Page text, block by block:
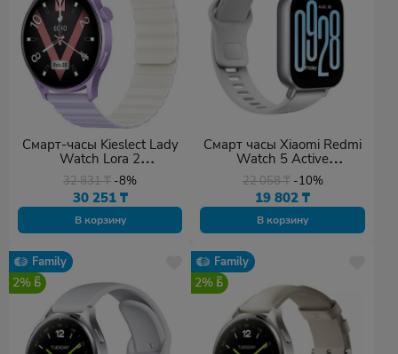
Смарт-часы Kieslect Lady
Watch Lora 2
фиолетовый-фиолетовый
32 831₸ -8%
30 251 ₸
В корзину
Смарт часы Xiaomi Redmi
Watch 5 Active
M2351W1/BHR8790GL
серебристый
22 058₸ -10%
19 802₸
В корзину
Family
2%
Family
2%